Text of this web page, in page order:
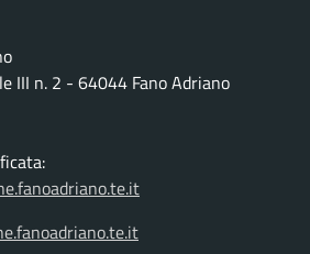
III n. 2 - 64044 Fano Adriano